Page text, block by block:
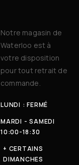
Notre magasin de
Waterloo est à
votre disposition
pour tout retrait de
commande.
LUNDI : FERMÉ
MARDI - SAMEDI
10:00-18:30
+ CERTAINS
DIMANCHES